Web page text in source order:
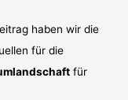
haben wir die
für die
für